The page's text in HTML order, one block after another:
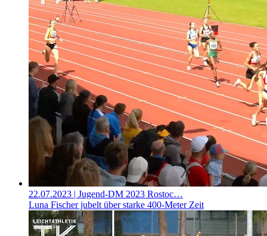
22.07.2023 | Jugend-DM 2023 Rostoc…
Luna Fischer jubelt über starke 400-Meter Zeit